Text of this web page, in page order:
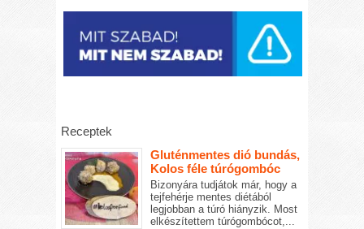
Receptek
Gluténmentes dió bundás,
Kolos féle túrógombóc
Bizonyára tudjátok már, hogy a
tejfehérje mentes diétából
legjobban a túró hiányzik. Most
elkészítettem túrógombócot,...